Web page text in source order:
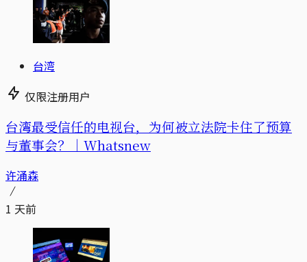
台湾
仅限注册用户
台湾最受信任的电视台，为何被立法院卡住了预算
与董事会？｜Whatsnew
许涌森
1 天前